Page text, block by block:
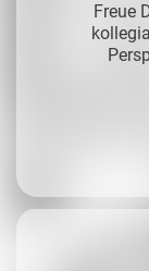
Freue